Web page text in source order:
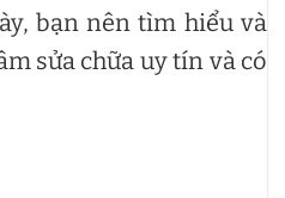
bạn nên tìm hiểu và
sửa chữa uy tín và có